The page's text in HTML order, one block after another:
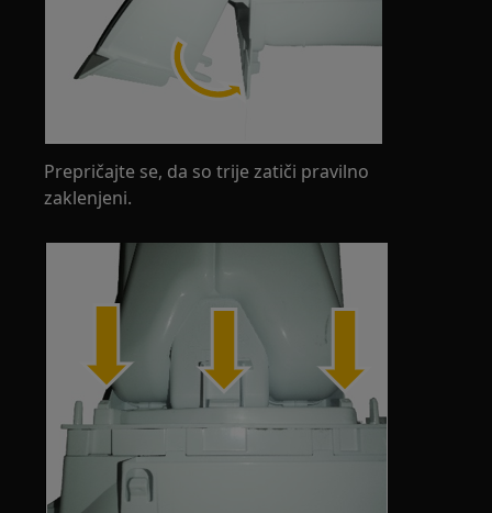
Prepričajte se, da so trije zatiči pravilno
zaklenjeni.